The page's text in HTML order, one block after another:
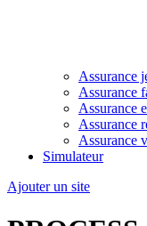
Assurance
Assurance
Assurance
Assurance
Assurance
Simulateur
Ajouter un site